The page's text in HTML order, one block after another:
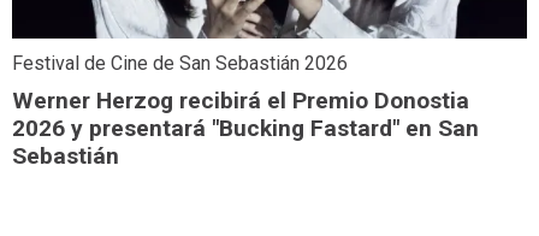
Festival de Cine de San Sebastián 2026
Werner Herzog recibirá el Premio Donostia
2026 y presentará "Bucking Fastard" en San
Sebastián